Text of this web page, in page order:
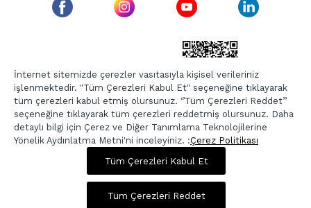
825,00 TL 3.299,00 TL
Sepette %20 İndirim
ETBIS GÜVEN DAMGASI
Copyright © 2026, Berr-In.com, Tüm Hakları Saklıdır.
Tüm Çerezleri Kabul Et
İnternet sitemizde çerezler vasıtasıyla kişisel verileriniz
işlenmektedir. "Tüm Çerezleri Kabul Et" seçeneğine tıklayarak
tüm çerezleri kabul etmiş olursunuz. ‘’Tüm Çerezleri Reddet’’
seçeneğine tıklayarak tüm çerezleri reddetmiş olursunuz. Daha
detaylı bilgi için Çerez ve Diğer Tanımlama Teknolojilerine
Yönelik Aydınlatma Metni'ni inceleyiniz. :Çerez Politikası
Tüm Çerezleri Reddet